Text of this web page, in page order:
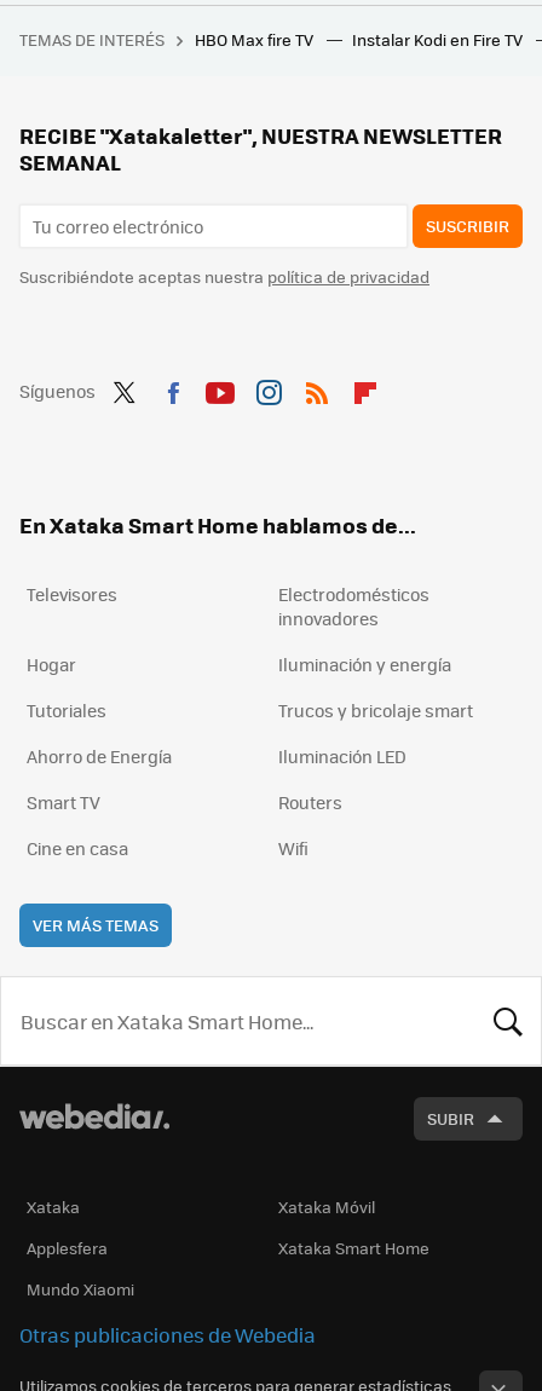
Llevo 2 años usando una freidora de aire. Ojalá me hubiesen dicho antes que estos accesorios me harían falta para aprovecharla al máximo
China ha iniciado una nueva guerra con los repartidores a domicilio. Una que implica ofrecer las mejores condiciones laborales
TEMAS DE INTERÉS HBO Max fire TV Instalar Kodi en Fire TV
RECIBE "Xatakaletter", NUESTRA NEWSLETTER
SEMANAL
SUSCRIBIR
Suscribiéndote aceptas nuestra política de privacidad
Síguenos
En Xataka Smart Home hablamos de...
Televisores
Electrodomésticos
innovadores
Hogar
Iluminación y energía
Tutoriales
Trucos y bricolaje smart
Ahorro de Energía
Iluminación LED
Smart TV
Routers
Cine en casa
Wifi
VER MÁS TEMAS
SUBIR
Xataka
Xataka Móvil
Applesfera
Xataka Smart Home
Mundo Xiaomi
Otras publicaciones de Webedia
Utilizamos cookies de terceros para generar estadísticas